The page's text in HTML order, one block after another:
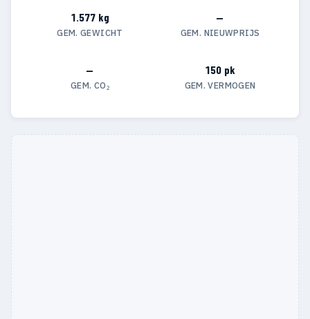
1.577 kg
GEM. GEWICHT
—
GEM. NIEUWPRIJS
—
GEM. CO₂
150 pk
GEM. VERMOGEN